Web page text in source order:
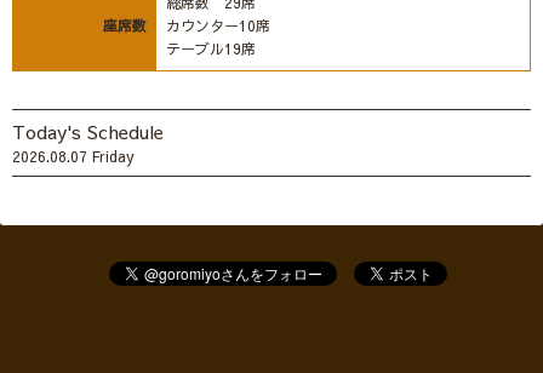
座席数
カウンター10席
テーブル19席
Today's Schedule
2026.08.07 Friday